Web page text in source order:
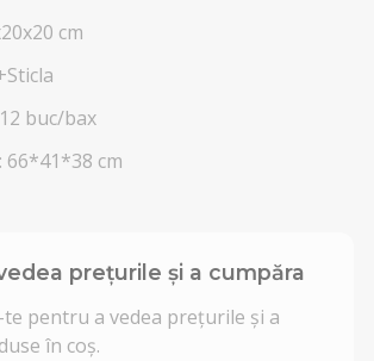
cm
buc/bax
66*41*38 cm
prețurile și a cumpăra
te pentru a vedea prețurile și a
în coș.